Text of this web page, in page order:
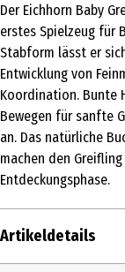
Der Eichhorn Baby
erstes Spielzeug für
Stabform lässt er
Entwicklung von
Koordination. Bunte
Bewegen für sanfte
an. Das natürliche
machen den
Entdeckungsphase.
Artikeldetails